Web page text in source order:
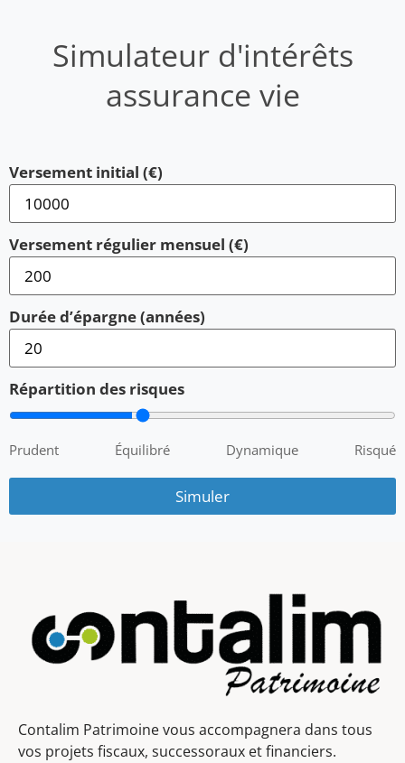
Simulateur d'intérêts
assurance vie
Versement initial (€)
Versement régulier mensuel (€)
Durée d’épargne (années)
Répartition des risques
Prudent Équilibré Dynamique Risqué
Simuler
Contalim Patrimoine vous accompagnera dans tous
vos projets fiscaux, successoraux et financiers.